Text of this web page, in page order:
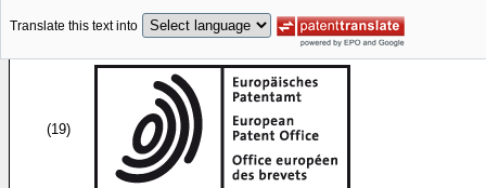
Translate this text into
(19)